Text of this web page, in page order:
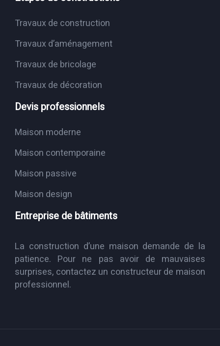
Travaux de construction
Travaux d’aménagement
Travaux de bricolage
Travaux de décoration
Devis professionnels
Maison moderne
Maison contemporaine
Maison passive
Maison design
Entreprise de bâtiments
La construction d’une maison demande de la
patience. Pour ne pas avoir de mauvaises
surprises, contactez un constructeur de maison
professionnel.